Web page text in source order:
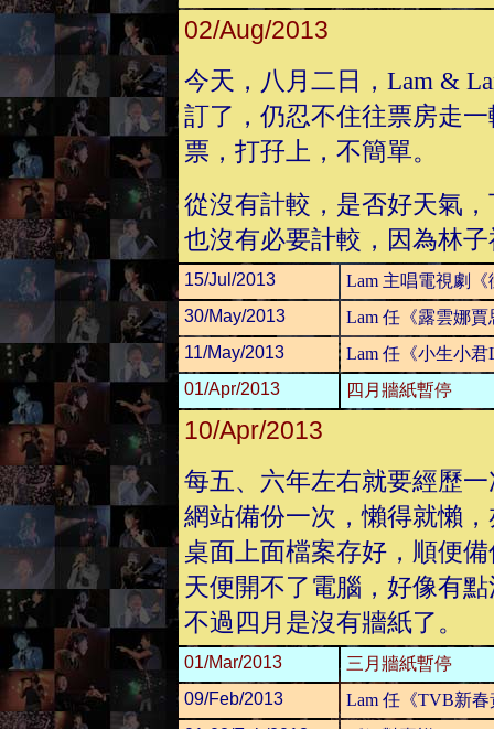
02/Aug/2013
今天，八月二日，Lam &
訂了，仍忍不住往票房走
票，打孖上，不簡單。
從沒有計較，是否好天氣
也沒有必要計較，因為林
15/Jul/2013
Lam 主唱電視劇
30/May/2013
Lam 任《露雲娜賈
11/May/2013
Lam 任《小生小
01/Apr/2013
四月牆紙暫停
10/Apr/2013
每五、六年左右就要經歷
網站備份一次，懶得就懶
桌面上面檔案存好，順便
天便開不了電腦，好像有
不過四月是沒有牆紙了。
01/Mar/2013
三月牆紙暫停
09/Feb/2013
Lam 任《TVB新